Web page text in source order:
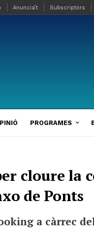
Anuncia’t Subscriptors
PROGRAMES
cloure la
de Ponts
a càrrec